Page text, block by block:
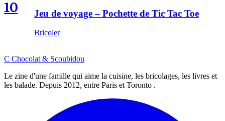
10 Jeu de voyage – Pochette de Tic Tac Toe
Bricoler
C Chocolat & Scoubidou
Le zine d'une famille qui aime la cuisine, les bricolages, les livres et
les balade. Depuis 2012, entre Paris et Toronto .